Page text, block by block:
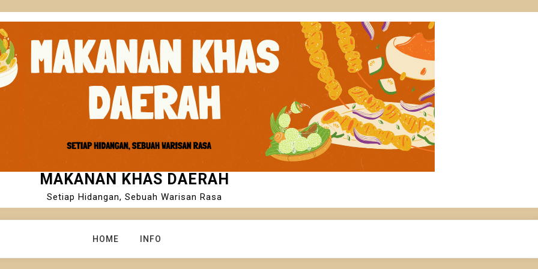
MAKANAN KHAS DAERAH
Setiap Hidangan, Sebuah Warisan Rasa
HOME INFO